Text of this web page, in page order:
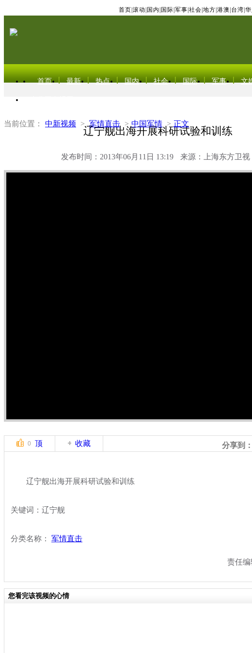
首页 滚动 国内 国际 军事 社会 地方 港澳 台湾 华
首页 最新 热点 国内 社会 国际 军事 文
当前位置： 中新视频 > 军情直击 > 中国军情 > 正文
辽宁舰出海开展科研试验和训练
发布时间：2013年06月11日 13:19 来源：上海东方卫视
0 顶 收藏 分享到：
辽宁舰出海开展科研试验和训练
关键词：辽宁舰
分类名称： 军情直击
责任编
您看完该视频的心情